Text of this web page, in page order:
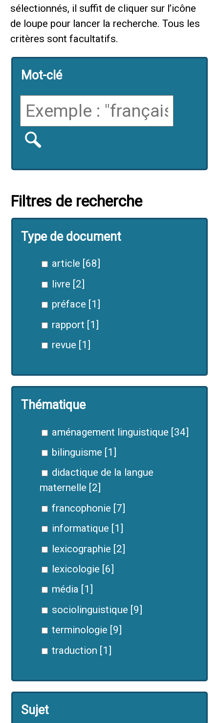
sélectionnés, il suffit de cliquer sur l’icône
de loupe pour lancer la recherche. Tous les
critères sont facultatifs.
Mot-clé
Filtres de recherche
Type de document
article [68]
livre [2]
préface [1]
rapport [1]
revue [1]
Thématique
aménagement linguistique [34]
bilinguisme [1]
didactique de la langue
maternelle [2]
francophonie [7]
informatique [1]
lexicographie [2]
lexicologie [6]
média [1]
sociolinguistique [9]
terminologie [9]
traduction [1]
Sujet